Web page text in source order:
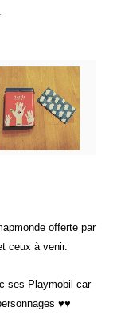
offerte par
ceux à venir.
ses Playmobil car
♥♥